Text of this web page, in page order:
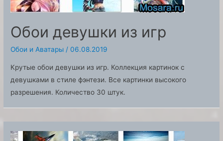
Обои девушки из игр
Обои и Аватары /06.08.2019
Крутые обои девушки из игр. Коллекция картинок с
девушками в стиле фэнтези. Все картинки высокого
разрешения. Количество 30 штук.